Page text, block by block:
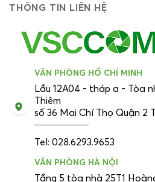
THÔNG TIN LIÊN HỆ
VĂN PHÒNG HỒ CHÍ MINH
Lầu 12A04 - tháp a - Tòa
Thiêm
số 36 Mai Chí Thọ Quận 2
Tel: 028.6293.9653
VĂN PHÒNG HÀ NỘI
Tầng 5 tòa nhà 25T1